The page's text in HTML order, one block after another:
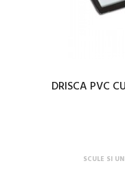
DRISCA PVC
SCULE SI